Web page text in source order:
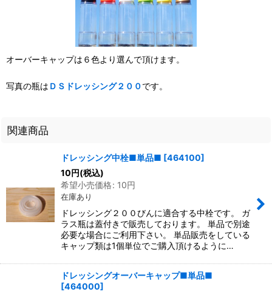
オーバーキャップは６色より選んで頂けます。
写真の瓶は ＤＳドレッシング２００です。
関連商品
ドレッシング中栓■単品■ [464100]
10円(税込)
希望小売価格: 10円
在庫あり
ドレッシング２００びんに適合する中栓です。 ガ
ラス瓶は蓋付きで販売しております。 単品で別途
必要な場合にご利用下さい。 単品販売をしている
キャップ類は1個単位でご購入頂けるように…
ドレッシングオーバーキャップ■単品■
[464000]